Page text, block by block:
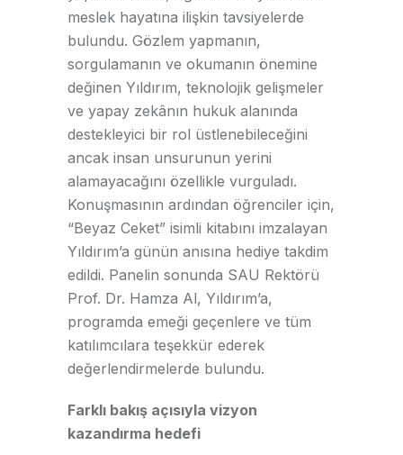
meslek hayatına ilişkin tavsiyelerde
bulundu. Gözlem yapmanın,
sorgulamanın ve okumanın önemine
değinen Yıldırım, teknolojik gelişmeler
ve yapay zekânın hukuk alanında
destekleyici bir rol üstlenebileceğini
ancak insan unsurunun yerini
alamayacağını özellikle vurguladı.
Konuşmasının ardından öğrenciler için,
“Beyaz Ceket” isimli kitabını imzalayan
Yıldırım’a günün anısına hediye takdim
edildi. Panelin sonunda SAU Rektörü
Prof. Dr. Hamza Al, Yıldırım’a,
programda emeği geçenlere ve tüm
katılımcılara teşekkür ederek
değerlendirmelerde bulundu.
Farklı bakış açısıyla vizyon
kazandırma hedefi